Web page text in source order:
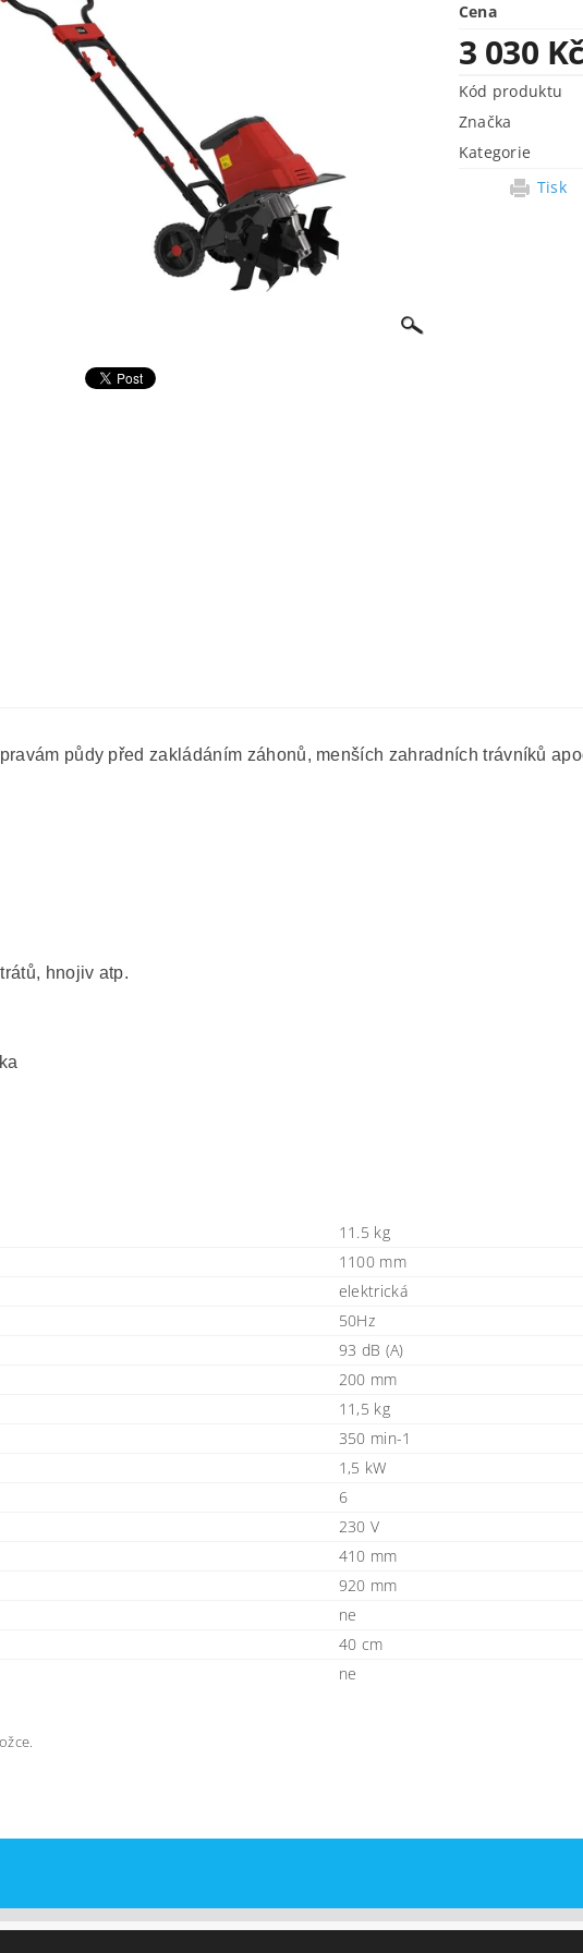
Cena
3 030 Kč
Kód produktu
Značka
Kategorie
Tisk
půdy před zakládáním záhonů, menších zahradních trávníků
hnojiv atp.
11.5 kg
1100 mm
elektrická
50Hz
93 dB (A)
200 mm
11,5 kg
350 min-1
1,5 kW
6
230 V
410 mm
920 mm
ne
40 cm
ne